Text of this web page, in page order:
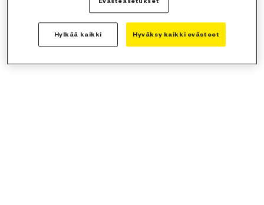
Hylkää kaikki Hyväksy kaikki evästeet